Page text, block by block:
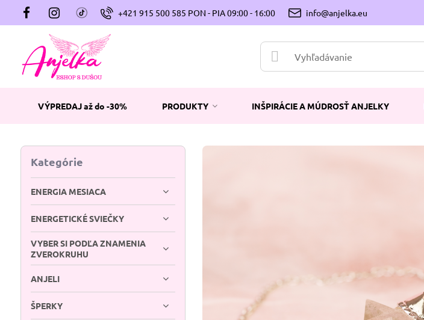
+421 915 500 585 PON - PIA 09:00 - 16:00 info@anjelka.eu
VÝPREDAJ až do -30% PRODUKTY INŠPIRÁCIE A MÚDROSŤ ANJELKY
Kategórie
ENERGIA MESIACA
ENERGETICKÉ SVIEČKY
VYBER SI PODĽA ZNAMENIA
ZVEROKRUHU
ANJELI
ŠPERKY